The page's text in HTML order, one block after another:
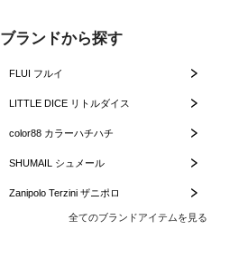
ブランドから探す
FLUI フルイ
LITTLE DICE リトルダイス
color88 カラーハチハチ
SHUMAIL シュメール
Zanipolo Terzini ザニポロ
全てのブランドアイテムを見る